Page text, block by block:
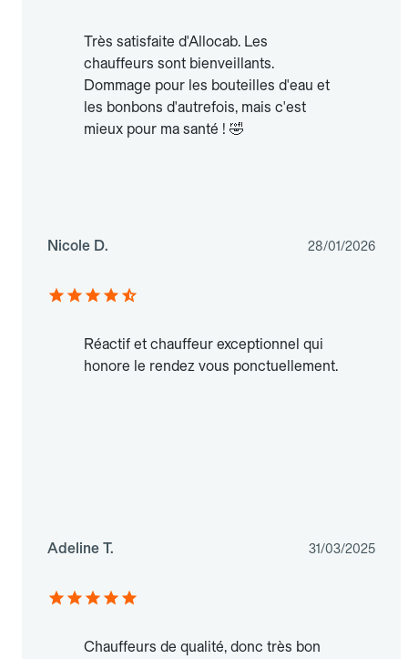
Très satisfaite d'Allocab. Les
chauffeurs sont bienveillants.
Dommage pour les bouteilles d'eau et
les bonbons d'autrefois, mais c'est
mieux pour ma santé ! 🤣
Nicole D. 28/01/2026
Réactif et chauffeur exceptionnel qui
honore le rendez vous ponctuellement.
Adeline T. 31/03/2025
Chauffeurs de qualité, donc très bon